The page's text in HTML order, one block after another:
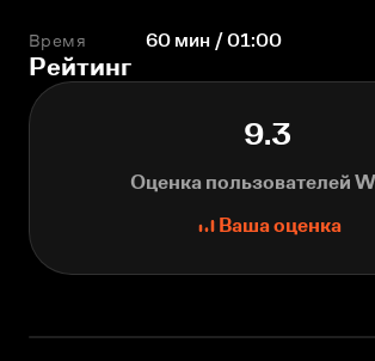
Время 60 мин / 01:00
Рейтинг
9.3
Оценка пользователей
Ваша оценка